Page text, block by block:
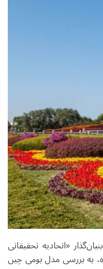
«اتحادیه تحقیقاتی
به بررسی مدل بومی چین